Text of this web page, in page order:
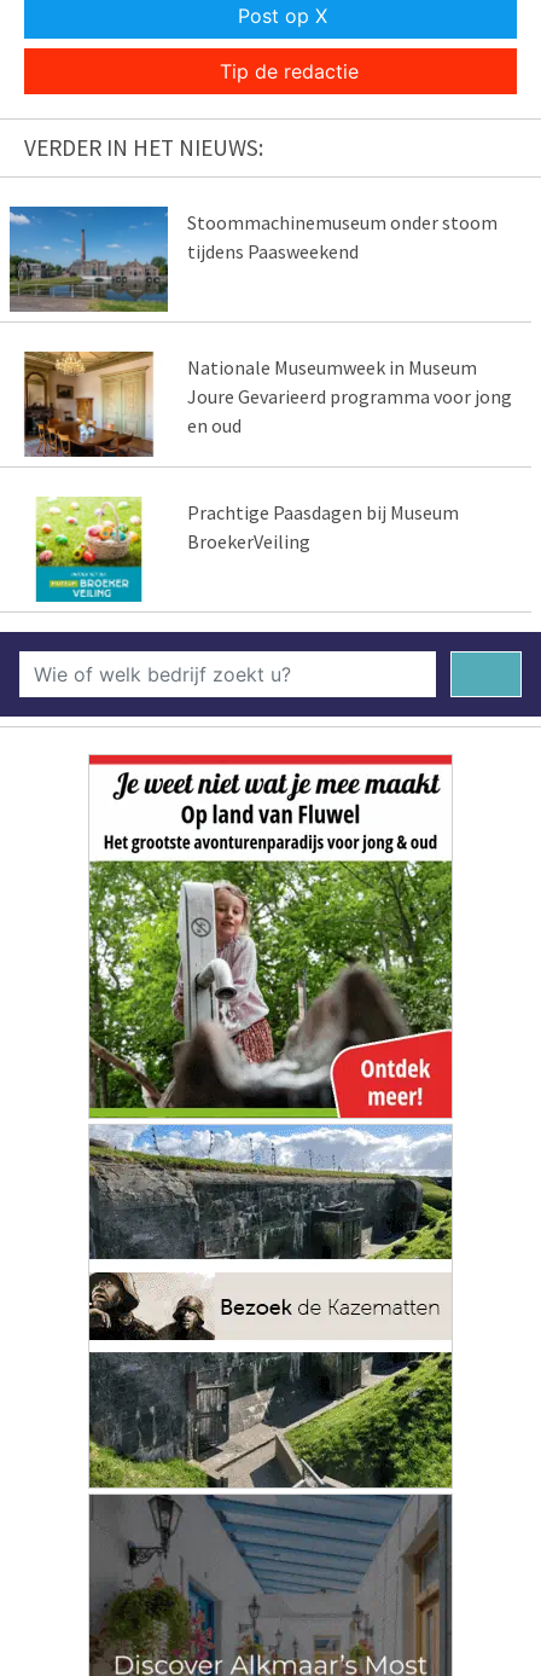
Post op X
Tip de redactie
VERDER IN HET NIEUWS:
Stoommachinemuseum onder stoom
tijdens Paasweekend
Nationale Museumweek in Museum
Joure Gevarieerd programma voor jong
en oud
Prachtige Paasdagen bij Museum
BroekerVeiling